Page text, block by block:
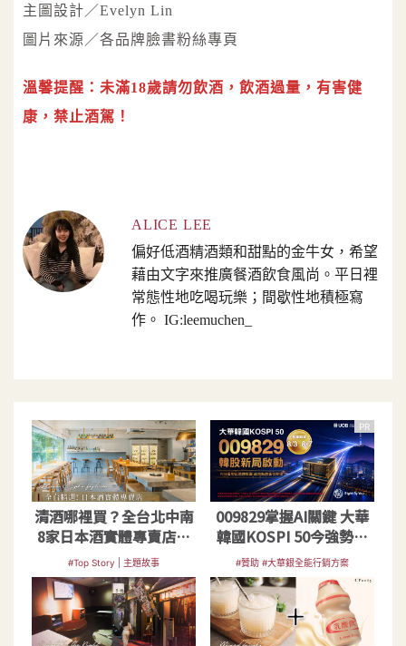
主圖設計／Evelyn Lin
圖片來源／各品牌臉書粉絲專頁
溫馨提醒：未滿18歲請勿飲酒，飲酒過量，有害健
康，禁止酒駕！
ALICE LEE
偏好低酒精酒類和甜點的金牛女，希望
藉由文字來推廣餐酒飲食風尚。平日裡
常態性地吃喝玩樂；間歇性地積極寫
作。 IG:leemuchen_
清酒哪裡買？全台北中南
8家日本酒實體專賣店一
次告訴你
#Top Story | 主題故事
PR
009829掌握AI關鍵 大華
韓國KOSPI 50今強勢開
募
#贊助 #大華銀全能行銷方案